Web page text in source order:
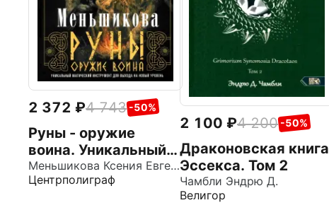
2 372 4 743 -50%
Руны - оружие
воина. Уникальный
магический
инструмент для
Меньшикова Ксения Евгеньевна
Центрполиграф
2 100 4 200 -50%
Драконовская книга
Эссекса. Том 2
Чамбли Эндрю Д.
Велигор